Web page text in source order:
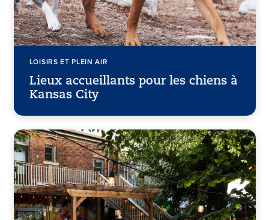
LOISIRS ET PLEIN AIR
Lieux accueillants pour les chiens à
Kansas City